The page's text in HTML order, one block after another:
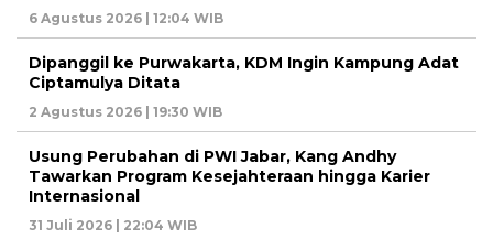
6 Agustus 2026 | 12:04 WIB
Dipanggil ke Purwakarta, KDM Ingin Kampung Adat
Ciptamulya Ditata
2 Agustus 2026 | 19:30 WIB
Usung Perubahan di PWI Jabar, Kang Andhy
Tawarkan Program Kesejahteraan hingga Karier
Internasional
31 Juli 2026 | 22:04 WIB